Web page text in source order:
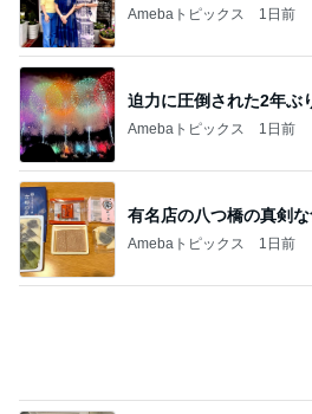
Amebaトピックス 1日前
迫力に圧倒された2年ぶ
Amebaトピックス 1日前
有名店の八つ橋の真剣
Amebaトピックス 1日前